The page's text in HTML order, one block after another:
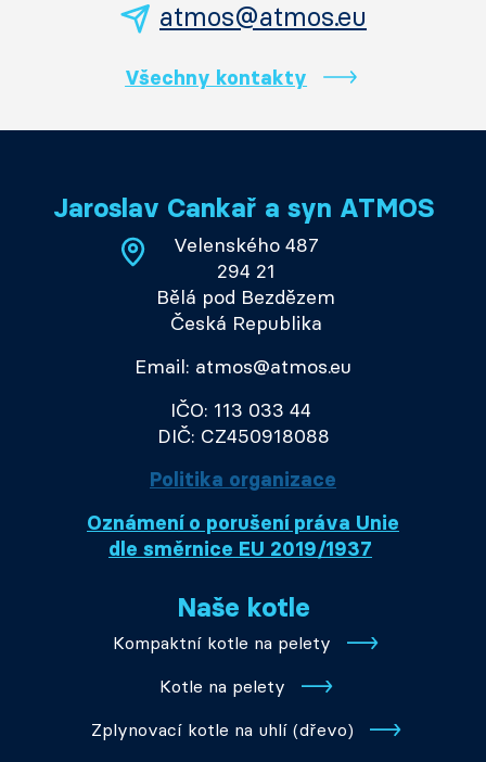
atmos@atmos.eu
Všechny kontakty
Jaroslav Cankař a syn ATMOS
Velenského 487
294 21
Bělá pod Bezdězem
Česká Republika
Email: atmos@atmos.eu
IČO: 113 033 44
DIČ: CZ450918088
Politika organizace
Oznámení o porušení práva Unie
dle směrnice EU 2019/1937
Naše kotle
Kompaktní kotle na pelety
Kotle na pelety
Zplynovací kotle na uhlí (dřevo)